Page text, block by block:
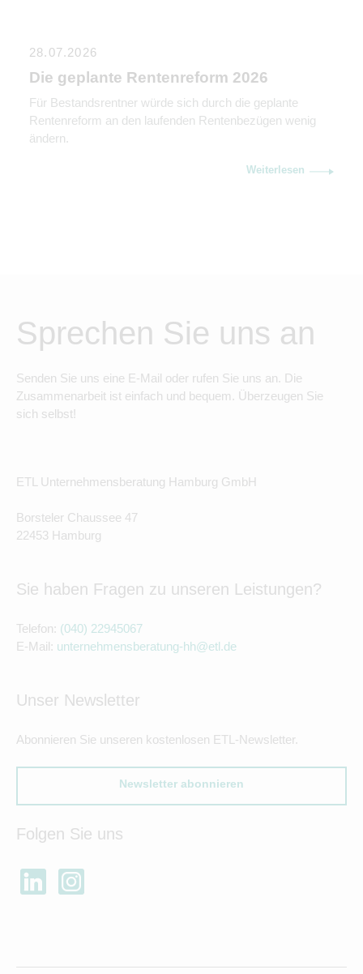
28.07.2026
Die geplante Rentenreform 2026
Für Bestandsrentner würde sich durch die geplante
Rentenreform an den laufenden Rentenbezügen wenig
ändern.
Weiterlesen
Sprechen Sie uns an
Senden Sie uns eine E-Mail oder rufen Sie uns an. Die
Zusammenarbeit ist einfach und bequem. Überzeugen Sie
sich selbst!
ETL Unternehmensberatung Hamburg GmbH
Borsteler Chaussee 47
22453 Hamburg
Sie haben Fragen zu unseren Leistungen?
Telefon: (040) 22945067
E-Mail: unternehmensberatung-hh@etl.de
Unser Newsletter
Abonnieren Sie unseren kostenlosen ETL-Newsletter.
Newsletter abonnieren
Folgen Sie uns